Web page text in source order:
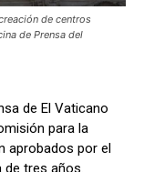
de centros
de Prensa del
de El Vaticano
para la
aprobados por el